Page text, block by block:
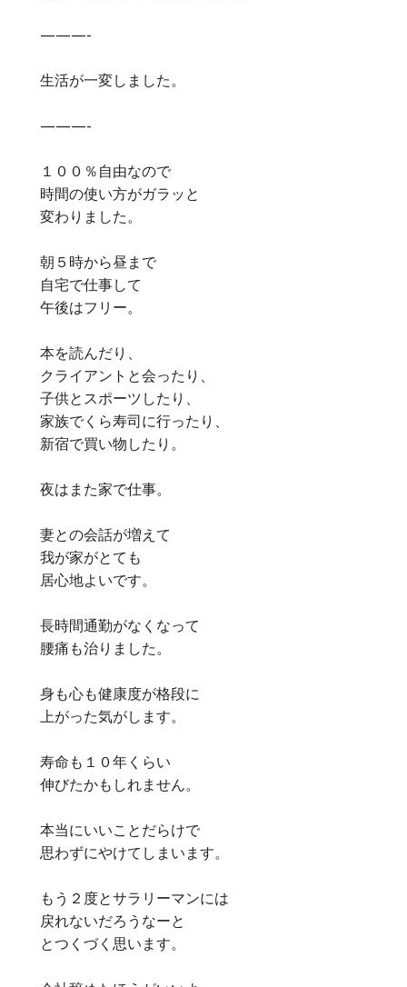
———-
生活が一変しました。
———-
１００％自由なので
時間の使い方がガラッと
変わりました。
朝５時から昼まで
自宅で仕事して
午後はフリー。
本を読んだり、
クライアントと会ったり、
子供とスポーツしたり、
家族でくら寿司に行ったり、
新宿で買い物したり。
夜はまた家で仕事。
妻との会話が増えて
我が家がとても
居心地よいです。
長時間通勤がなくなって
腰痛も治りました。
身も心も健康度が格段に
上がった気がします。
寿命も１０年くらい
伸びたかもしれません。
本当にいいことだらけで
思わずにやけてしまいます。
もう２度とサラリーマンには
戻れないだろうなーと
とつくづく思います。